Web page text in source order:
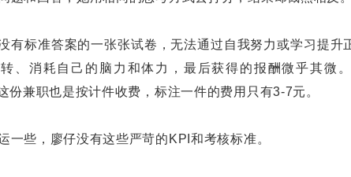
有标准答案的一张张试卷，无法通过自我努力或学习提升
、消耗自己的脑力和体力，最后获得的报酬微乎其微
份兼职也是按计件收费，标注一件的费用只有3-7元。
一些，廖仔没有这些严苛的KPI和考核标准。